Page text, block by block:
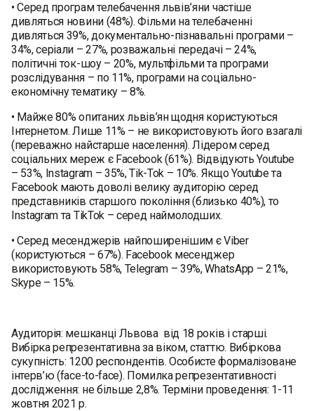
• Серед програм телебачення львів’яни частіше
дивляться новини (48%). Фільми на телебаченні
дивляться 39%, документально-пізнавальні програми –
34%, серіали – 27%, розважальні передачі – 24%,
політичні ток-шоу – 20%, мультфільми та програми
розслідування – по 11%, програми на соціально-
економічну тематику – 8%.
• Майже 80% опитаних львів’ян щодня користуються
Інтернетом. Лише 11% – не використовують його взагалі
(переважно найстарше населення). Лідером серед
соціальних мереж є Facebook (61%). Відвідують Youtube
– 53%, Instagram – 35%, Tik-Tok – 10%. Якщо Youtube та
Facebook мають доволі велику аудиторію серед
представників старшого покоління (близько 40%), то
Instagram та TikTok – серед наймолодших.
• Серед месенджерів найпоширенішим є Viber
(користуються – 67%). Facebook месенджер
використовують 58%, Telegram – 39%, WhatsApp – 21%,
Skype – 15%.
Аудиторія: мешканці Львова від 18 років і старші.
Вибірка репрезентативна за віком, статтю. Вибіркова
сукупність: 1200 респондентів. Особисте формалізоване
інтерв’ю (face-to-face). Помилка репрезентативності
дослідження: не більше 2,8%. Терміни проведення: 1-11
жовтня 2021 р.